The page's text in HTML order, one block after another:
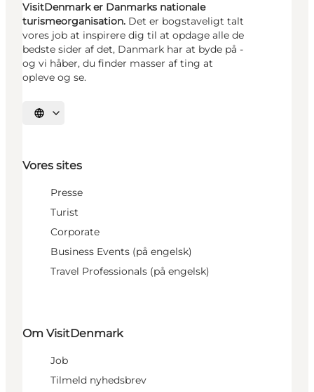
VisitDenmark er Danmarks nationale
turismeorganisation. Det er bogstaveligt talt
vores job at inspirere dig til at opdage alle de
bedste sider af det, Danmark har at byde på -
og vi håber, du finder masser af ting at
opleve og se.
Vælg sprog
Vores sites
Presse
Turist
Corporate
Business Events (på engelsk)
Travel Professionals (på engelsk)
Om VisitDenmark
Job
Tilmeld nyhedsbrev